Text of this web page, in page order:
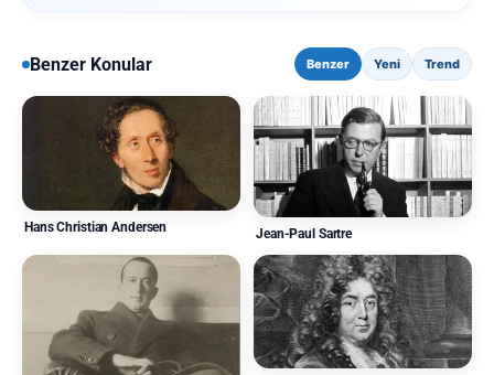
Benzer Konular Benzer Yeni Trend
Hans Christian Andersen Jean-Paul Sartre